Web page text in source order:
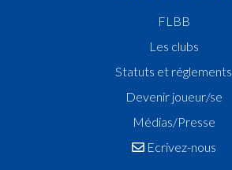
FLBB
Les clubs
Statuts et réglements
Devenir joueur/se
Médias/Presse
Ecrivez-nous